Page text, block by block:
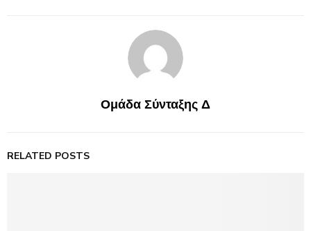
Ομάδα Σύνταξης Δ
RELATED POSTS